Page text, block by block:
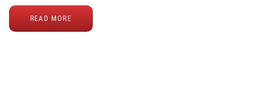
READ MORE